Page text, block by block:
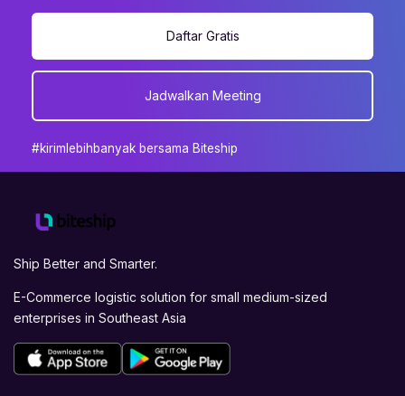
Daftar Gratis
Jadwalkan Meeting
#kirimlebihbanyak bersama Biteship
Ship Better and Smarter.
E-Commerce logistic solution for small medium-sized
enterprises in Southeast Asia